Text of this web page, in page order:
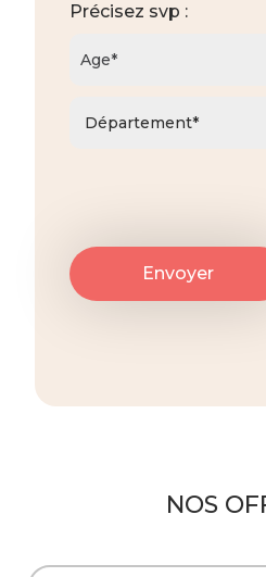
Précisez svp :
NOS